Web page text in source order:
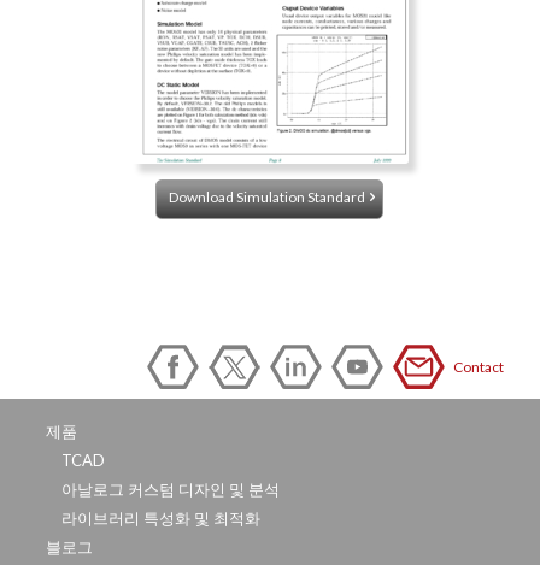
Download Simulation Standard
Contact
제품
TCAD
아날로그 커스텀 디자인 및 분석
라이브러리 특성화 및 최적화
블로그